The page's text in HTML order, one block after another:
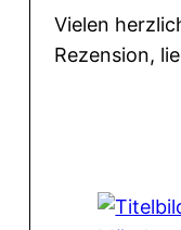
Vielen
Rezension,